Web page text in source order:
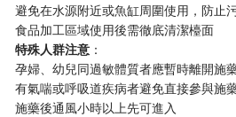
避免在水源附近或魚缸周圍使用，防止
食品加工區域使用後需徹底清潔檯面
​特殊人群注意​ ​：
孕婦、幼兒同過敏體質者應暫時離開施
有氣喘或呼吸道疾病者避免直接參與施
施藥後通風小時以上先可進入